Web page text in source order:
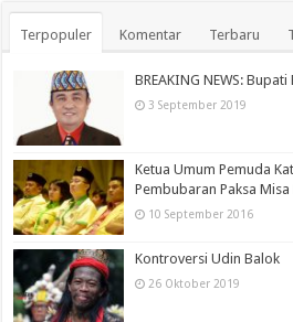
Terpopuler Komentar Terbaru
BREAKING NEWS:
3 September 2019
Ketua Umum Pemuda
Pembubaran Paksa
10 September 2016
Kontroversi Udin Balok
26 Oktober 2019